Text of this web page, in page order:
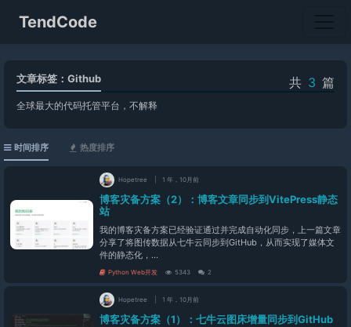
TendCode
共 3 篇
文章标签：Github
全球最大的代码托管平台，不解释
时间排序 热度排序
Hopetree 1 年，10月前
博客灾备方案（2）：博客文章同步到VitePress静态
站
我的博客灾备方案已经验证通过并完成自动化同步，上一篇文章
分享了将图传数据从七牛云同步到GitHub，从而实现了媒体文
件的静态化，...
Python Web开发 5343 2
Hopetree 1 年，10月前
博客灾备方案（1）：七牛云图床增量同步到GitHub